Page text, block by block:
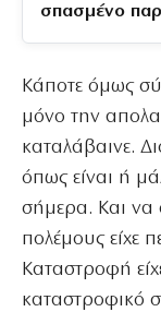
σπασμένο
Κάποτε όμως
μόνο την
καταλάβαινε.
όπως είναι ή
σήμερα. Και να
πολέμους είχε
Καταστροφή
καταστροφικό